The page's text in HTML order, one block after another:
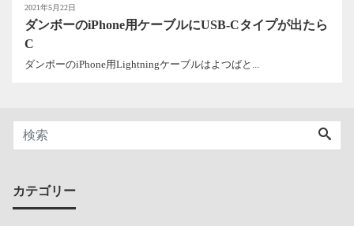
2021年5月22日
ダンボーのiPhone用ケーブルにUSB-Cタイプが出たら
C
ダンボーのiPhone用Lightningケーブルはよつばと...
カテゴリー